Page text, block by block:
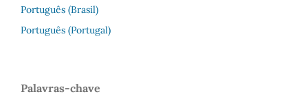
Português (Brasil)
Português (Portugal)
Palavras-chave